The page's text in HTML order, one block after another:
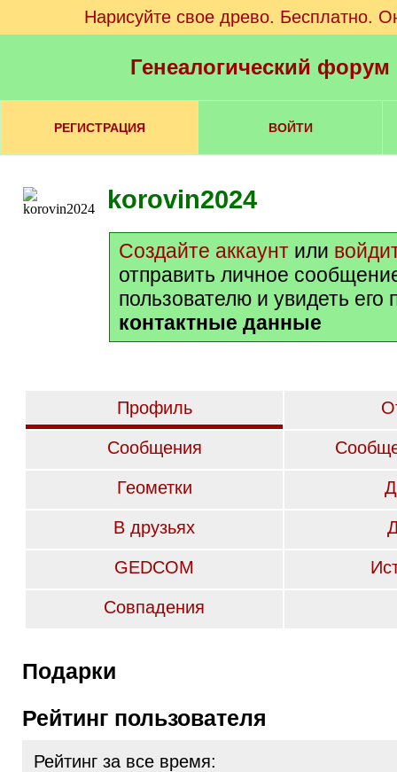
Нарисуйте свое древо. Бесплатно.
Генеалогический
РЕГИСТРАЦИЯ ВОЙТИ
korovin2024
Создайте аккаунт или
отправить личное
пользователю и увидеть его
контактные данные
Профиль
Сообщения
Геометки
В друзьях
GEDCOM
Совпадения
Подарки
Рейтинг пользователя
Рейтинг за все время: